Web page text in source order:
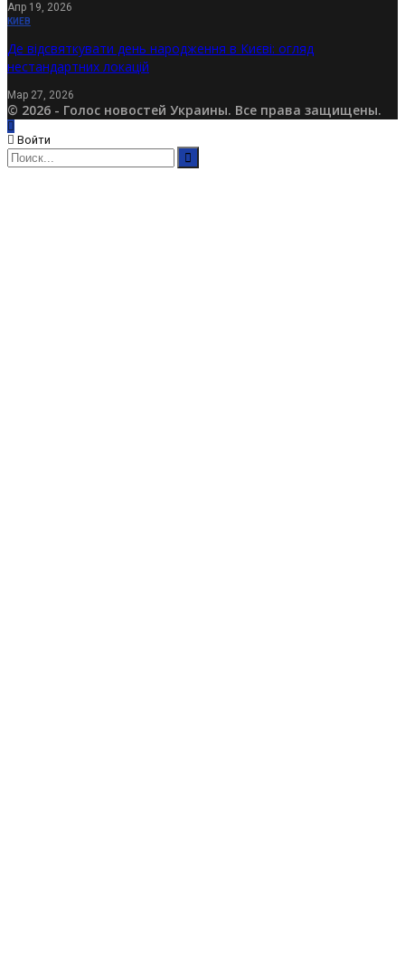
Апр 19, 2026
КИЕВ
Де відсвяткувати день народження в Києві: огляд
нестандартних локацій
Мар 27, 2026
© 2026 - Голос новостей Украины. Все права защищены.
Войти